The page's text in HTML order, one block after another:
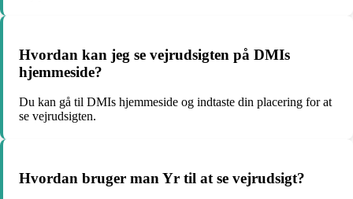
Hvordan kan jeg se vejrudsigten på DMIs
hjemmeside?
Du kan gå til DMIs hjemmeside og indtaste din placering for at
se vejrudsigten.
Hvordan bruger man Yr til at se vejrudsigt?